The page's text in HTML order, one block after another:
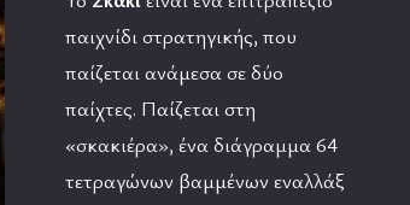
παιχνίδι στρατηγικής, που
παίζεται ανάμεσα σε δύο
παίχτες. Παίζεται στη
«σκακιέρα», ένα διάγραμμα 64
τετραγώνων βαμμένων εναλλάξ